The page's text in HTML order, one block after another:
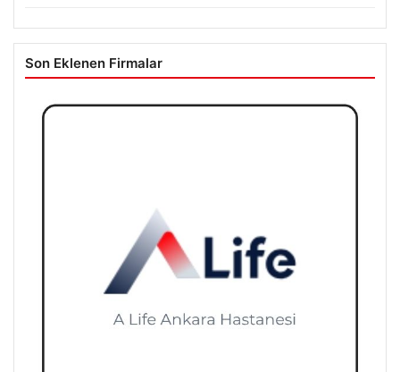
Son Eklenen Firmalar